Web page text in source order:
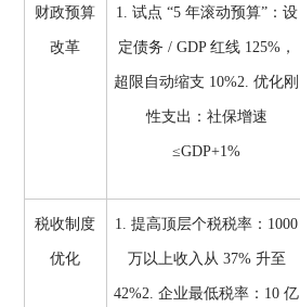
财政预算
改革
1. 试点 “5 年滚动预算”：设
定债务 / GDP 红线 125%，
超限自动缩支 10%2. 优化刚
性支出：社保增速
≤GDP+1%
税收制度
优化
1. 提高顶层个税税率：1000
万以上收入从 37% 升至
42%2. 企业最低税率：10 亿